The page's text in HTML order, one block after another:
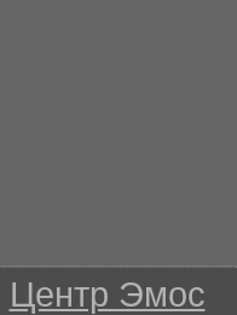
Центр Эмос